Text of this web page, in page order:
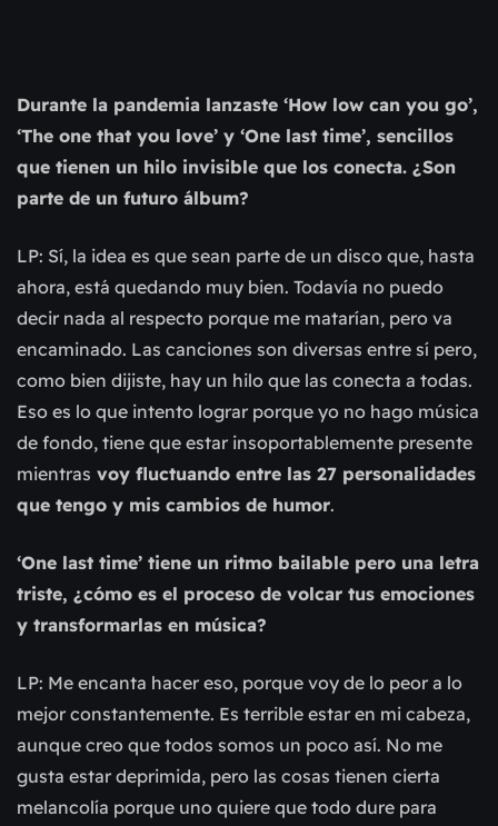
Durante la pandemia lanzaste ‘How low can you go’,
‘The one that you love’ y ‘One last time’, sencillos
que tienen un hilo invisible que los conecta. ¿Son
parte de un futuro álbum?
LP: Sí, la idea es que sean parte de un disco que, hasta
ahora, está quedando muy bien. Todavía no puedo
decir nada al respecto porque me matarían, pero va
encaminado. Las canciones son diversas entre sí pero,
como bien dijiste, hay un hilo que las conecta a todas.
Eso es lo que intento lograr porque yo no hago música
de fondo, tiene que estar insoportablemente presente
mientras voy fluctuando entre las 27 personalidades
que tengo y mis cambios de humor.
‘One last time’ tiene un ritmo bailable pero una letra
triste, ¿cómo es el proceso de volcar tus emociones
y transformarlas en música?
LP: Me encanta hacer eso, porque voy de lo peor a lo
mejor constantemente. Es terrible estar en mi cabeza,
aunque creo que todos somos un poco así. No me
gusta estar deprimida, pero las cosas tienen cierta
melancolía porque uno quiere que todo dure para